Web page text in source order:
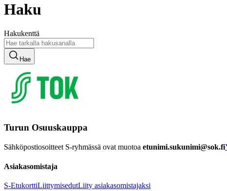
Haku
Hakukenttä
Hae
Turun Osuuskauppa
Sähköpostiosoitteet S-ryhmässä ovat muotoa etunimi.sukunimi@sok.fi
Asiakasomistaja
S-EtukorttiLiittymisedutLiity asiakasomistajaksi